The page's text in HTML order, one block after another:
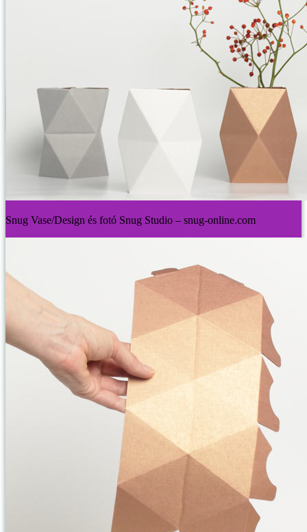
Snug Vase/Design és fotó Snug Studio – snug-online.com